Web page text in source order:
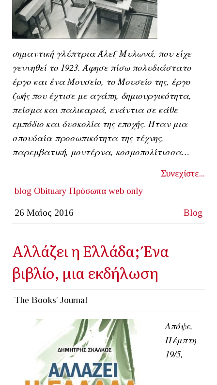
σημαντική γλύπτρια Άλεξ Μυλωνά, που είχε
γεννηθεί το 1923. Άφησε πίσω πολυδιάστατο
έργο και ένα Μουσείο, το Μουσείο της, έργο
ζωής που έχτισε με αγάπη, δημιουργικότητα,
πείσμα και παλικαριά, ενάντια σε κάθε
εμπόδιο και δυσκολία της εποχής. Ήταν μια
σπουδαία προσωπικότητα της τέχνης,
παρεμβατική, μοντέρνα, κοσμοπολίτισσα…
Συνεχίστε...
blog Obituary Πρόσωπα web only
26 Μαϊος 2016 Blog
Αλλάζει η Ελλάδα; Ένα
βιβλίο, μια εκδήλωση
The Books' Journal
Απόψε,
Πέμπτη
19/5,